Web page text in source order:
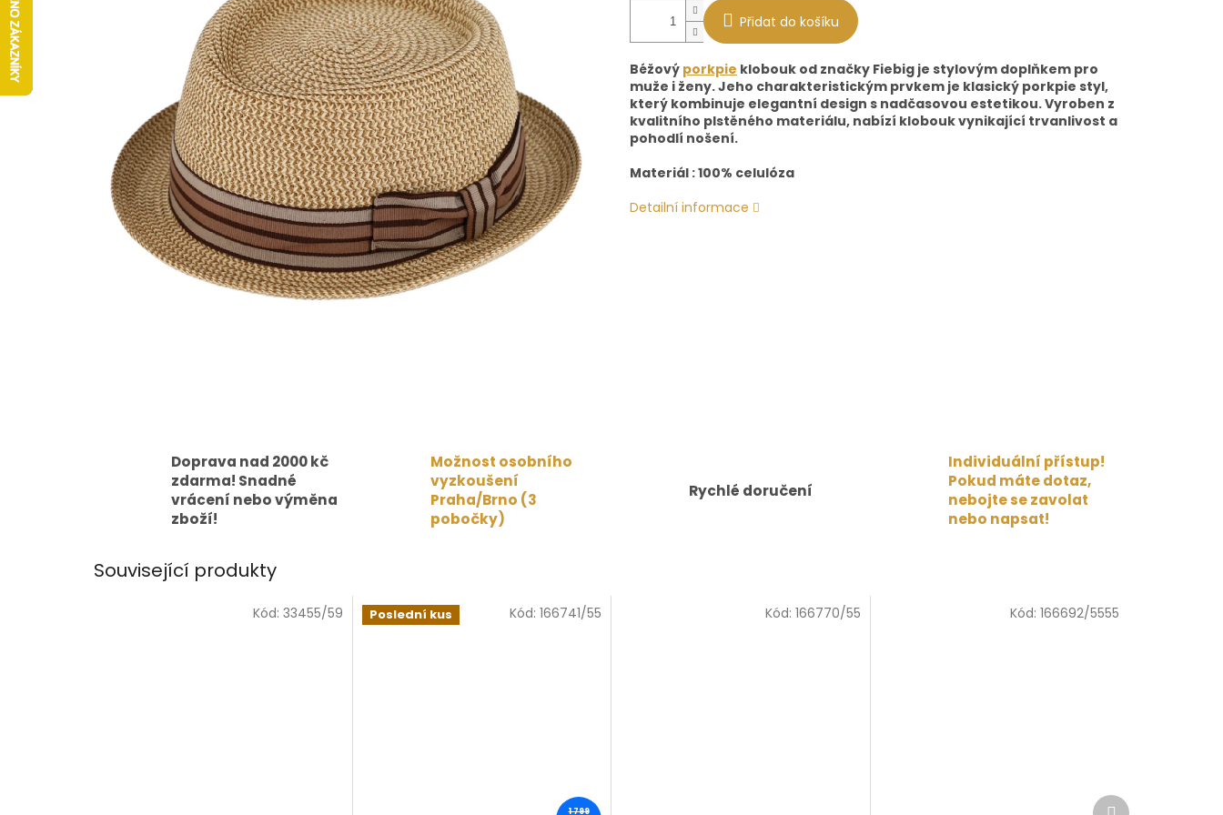
Přidat do košíku
Béžový porkpie klobouk od značky Fiebig je stylovým doplňkem pro
muže i ženy. Jeho charakteristickým prvkem je klasický porkpie styl,
který kombinuje elegantní design s nadčasovou estetikou. Vyroben z
kvalitního plstěného materiálu, nabízí klobouk vynikající trvanlivost a
pohodlí nošení.
Materiál : 100% celulóza
Detailní informace
Doprava nad 2000 kč
zdarma! Snadné
vrácení nebo výměna
zboží!
Možnost osobního
vyzkoušení
Praha/Brno (3
pobočky)
Rychlé doručení
Individuální přístup!
Pokud máte dotaz,
nebojte se zavolat
nebo napsat!
Související produkty
Kód: 33455/59 Poslední kus
1 799
Kód: 166741/55 Kód: 166770/55 Kód: 166692/5555
Další